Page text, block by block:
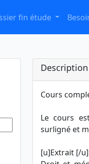
fin étude
Cours
Le cours
surligné et
[u]Extrait [/